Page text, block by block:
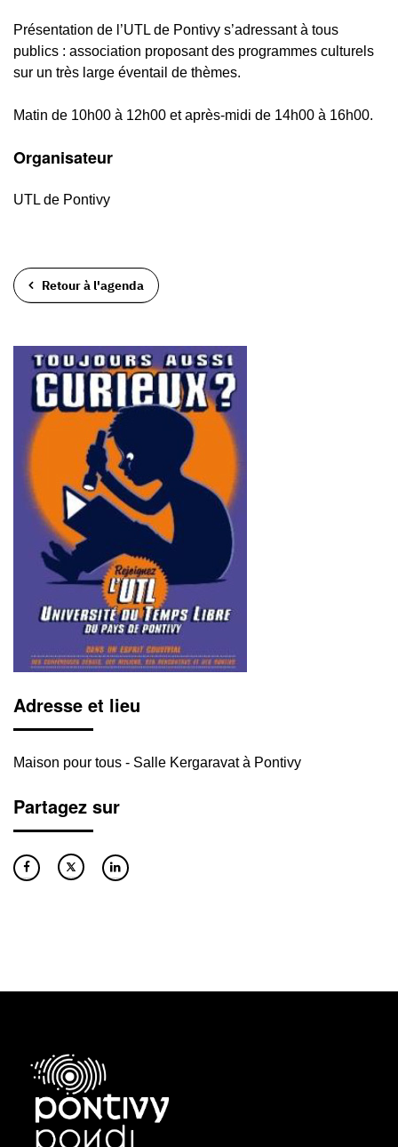
Présentation de l’UTL de Pontivy s’adressant à tous
publics : association proposant des programmes culturels
sur un très large éventail de thèmes.
Matin de 10h00 à 12h00 et après-midi de 14h00 à 16h00.
Organisateur
UTL de Pontivy
Retour à l'agenda
Adresse et lieu
Maison pour tous - Salle Kergaravat à Pontivy
Partagez sur